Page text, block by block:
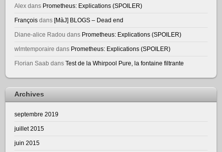
Alex dans Prometheus: Explications (SPOILER)
François dans [MàJ] BLOGS – Dead end
Diane-alice Radou dans Prometheus: Explications (SPOILER)
wlmtemporaire dans Prometheus: Explications (SPOILER)
Florian Saab dansTest de la Whirpool Pure, la fontaine filtrante
Archives
septembre 2019
juillet 2015
juin 2015